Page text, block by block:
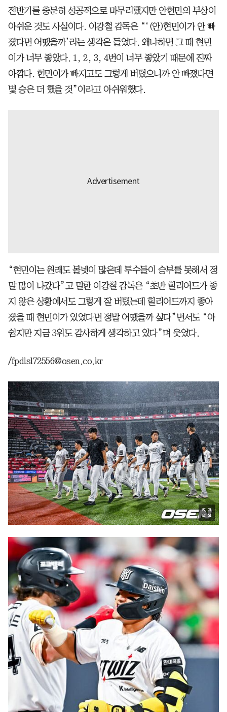
전반기를 충분히 성공적으로 마무리했지만 안현민의 부상이
아쉬운 것도 사실이다. 이강철 감독은 “‘(안)현민이가 안 빠
졌다면 어땠을까’라는 생각은 들었다. 왜냐하면 그 때 현민
이가 너무 좋았다. 1, 2, 3, 4번이 너무 좋았기 때문에 진짜
아깝다. 현민이가 빠지고도 그렇게 버텼으니까 안 빠졌다면
몇 승은 더 했을 것”이라고 아쉬워했다.
“현민이는 원래도 볼넷이 많은데 투수들이 승부를 못해서 정
말 많이 나갔다”고 말한 이강철 감독은 “초반 힐리어드가 좋
지 않은 상황에서도 그렇게 잘 버텼는데 힐리어드까지 좋아
졌을 때 현민이가 있었다면 정말 어땠을까 싶다”면서도 “아
쉽지만 지금 3위도 감사하게 생각하고 있다”며 웃었다.
/fpdlsl72556@osen.co.kr